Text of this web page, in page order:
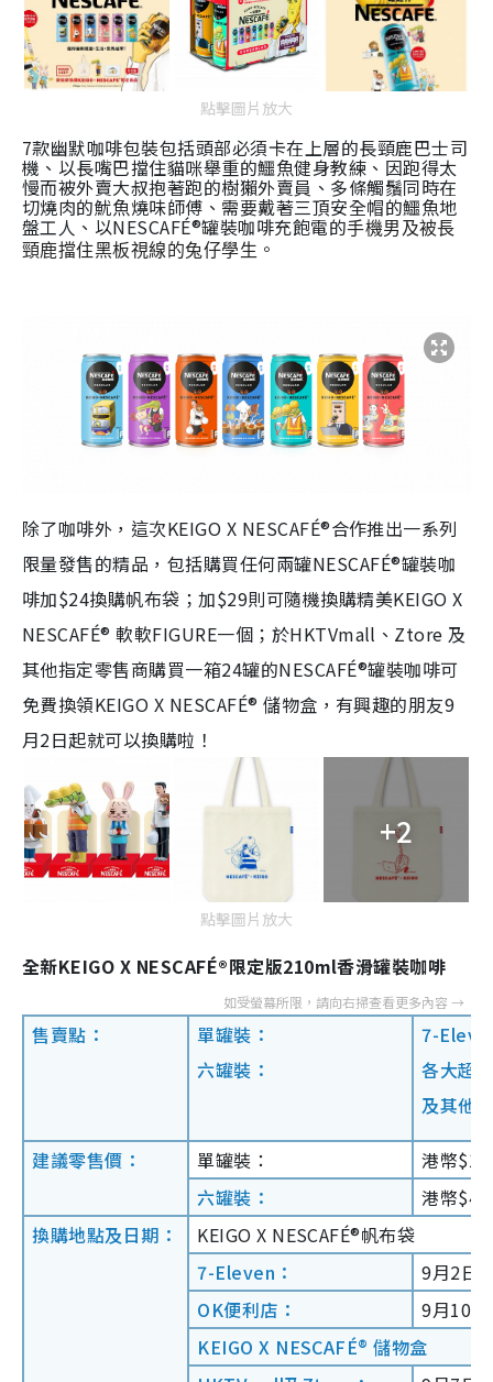
點擊圖片放大
7款幽默咖啡包裝包括頭部必須卡在上層的長頸鹿巴士司
機、以長嘴巴擋住貓咪舉重的鱷魚健身教練、因跑得太
慢而被外賣大叔抱著跑的樹獺外賣員、多條觸鬚同時在
切燒肉的魷魚燒味師傅 、需要戴著三頂安全帽的鱷魚地
盤工人、以NESCAFÉ®罐裝咖啡充飽電的手機男及被長
頸鹿擋住黑板視線的兔仔學生 。
除了咖啡外，這次KEIGO X NESCAFÉ®合作推出一系列
限量發售的精品，包括購買任何兩罐NESCAFÉ®罐裝咖
啡加$24換購帆布袋；加$29則可隨機換購精美KEIGO X
NESCAFÉ®軟軟FIGURE一個； 於HKTVmall 、 Ztore及
其他指定零售商購買一箱24罐的NESCAFÉ®罐裝咖啡可
免費換領KEIGO X NESCAFÉ®儲物盒，有興趣的朋友9
月2日起就可以換購啦！
+2
點擊圖片放大
全新KEIGO X NESCAFÉ®限定版210ml香滑罐裝咖啡
售賣點：
單罐裝：
六罐裝：
7-
各大超
及其他
建議零售價： 單罐裝：
港幣
六罐裝：
港幣
換購地點及日期：
KEIGO X NESCAFÉ®帆布袋
7-Eleven：
9月2日
OK便利店：
9月10
KEIGO X NESCAFÉ® 儲物盒